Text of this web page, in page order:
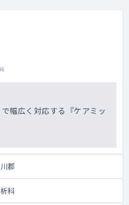
幅広く対応する『ケアミッ
郡
科